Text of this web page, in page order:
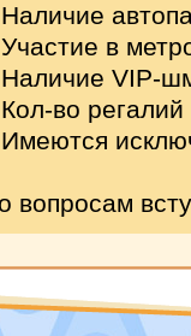
в
VIP-
во регалий
вопросам